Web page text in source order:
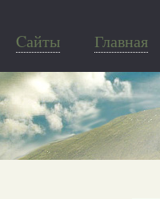
Cайты Главная